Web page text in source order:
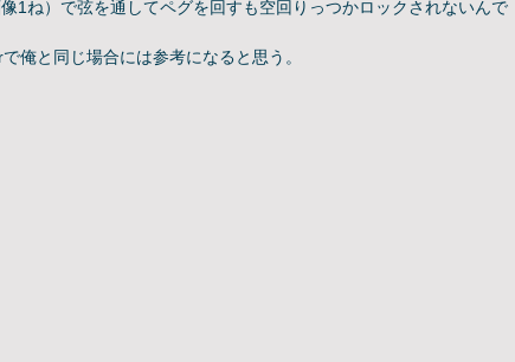
1ね）で弦を通してペグを回すも空回りっつかロックされないんで
俺と同じ場合には参考になると思う。